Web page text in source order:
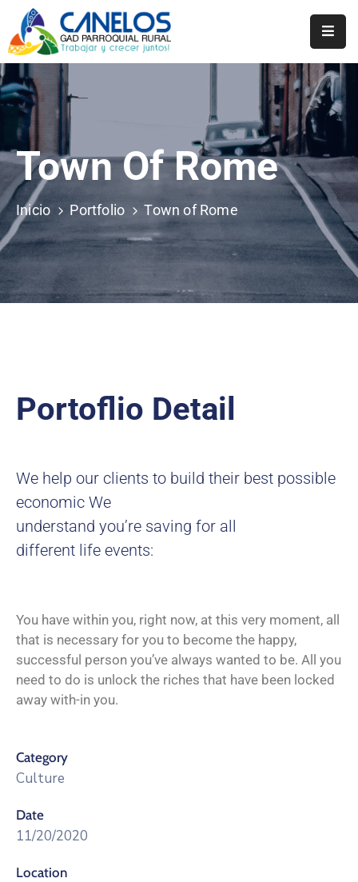
Historia
Transparencia
Noticias
Biblioteca
Town Of Rome
Inicio Portfolio Town of Rome
Portoflio Detail
We help our clients to build their best possible
economic We
understand you’re saving for all
different life events:
You have within you, right now, at this very moment, all
that is necessary for you to become the happy,
successful person you’ve always wanted to be. All you
need to do is unlock the riches that have been locked
away with-in you.
Category
Culture
Date
11/20/2020
Location